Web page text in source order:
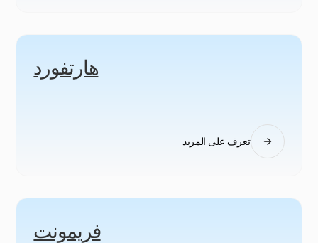
هارتفورد
تعرف على المزيد
فريمونت